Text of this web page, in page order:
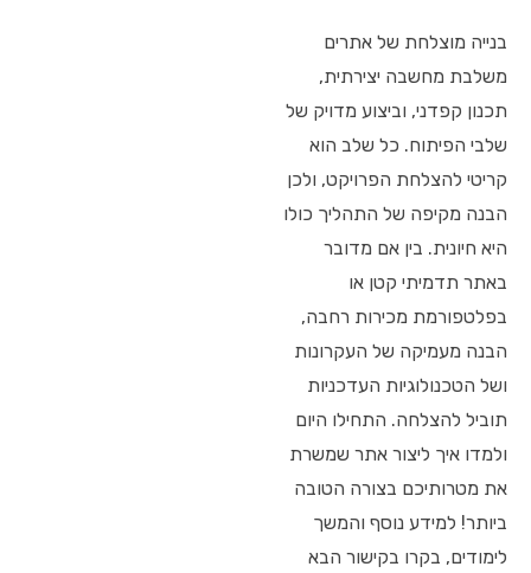
בנייה מוצלחת של אתרים
משלבת מחשבה יצירתית,
תכנון קפדני, וביצוע מדויק של
שלבי הפיתוח. כל שלב הוא
קריטי להצלחת הפרויקט, ולכן
הבנה מקיפה של התהליך כולו
היא חיונית. בין אם מדובר
באתר תדמיתי קטן או
בפלטפורמת מכירות רחבה,
הבנה מעמיקה של העקרונות
ושל הטכנולוגיות העדכניות
תוביל להצלחה. התחילו היום
ולמדו איך ליצור אתר שמשרת
את מטרותיכם בצורה הטובה
ביותר! למידע נוסף והמשך
לימודים, בקרו בקישור הבא